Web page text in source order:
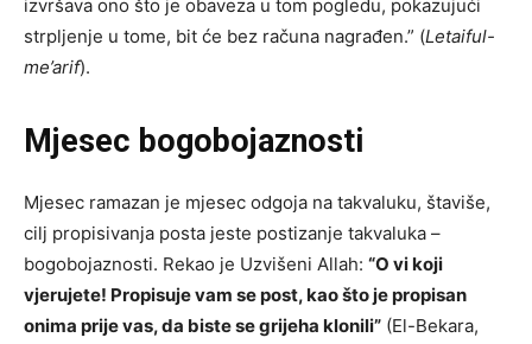
izvršava ono što je obaveza u tom pogledu, pokazujući
strpljenje u tome, bit će bez računa nagrađen.” (Letaiful-
me’arif).
Mjesec bogobojaznosti
Mjesec ramazan je mjesec odgoja na takvaluku, štaviše,
cilj propisivanja posta jeste postizanje takvaluka –
bogobojaznosti. Rekao je Uzvišeni Allah: “O vi koji
vjerujete! Propisuje vam se post, kao što je propisan
onima prije vas, da biste se grijeha klonili” (El-Bekara,